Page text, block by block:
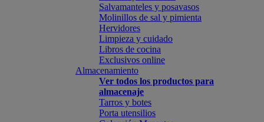
Salvamanteles y posavasos
Molinillos de sal y pimienta
Hervidores
Limpieza y cuidado
Libros de cocina
Exclusivos online
Almacenamiento
Ver todos los productos para
almacenaje
Tarros y botes
Porta utensilios